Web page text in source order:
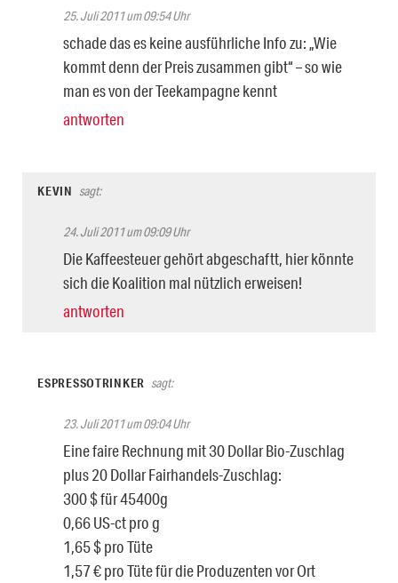
25. Juli 2011 um 09:54 Uhr
schade das es keine ausführliche Info zu: „Wie
kommt denn der Preis zusammen gibt“ – so wie
man es von der Teekampagne kennt
antworten
KEVIN sagt:
24. Juli 2011 um 09:09 Uhr
Die Kaffeesteuer gehört abgeschaftt, hier könnte
sich die Koalition mal nützlich erweisen!
antworten
ESPRESSOTRINKER sagt:
23. Juli 2011 um 09:04 Uhr
Eine faire Rechnung mit 30 Dollar Bio-Zuschlag
plus 20 Dollar Fairhandels-Zuschlag:
300 $ für 45400g
0,66 US-ct pro g
1,65 $ pro Tüte
1,57 € pro Tüte für die Produzenten vor Ort